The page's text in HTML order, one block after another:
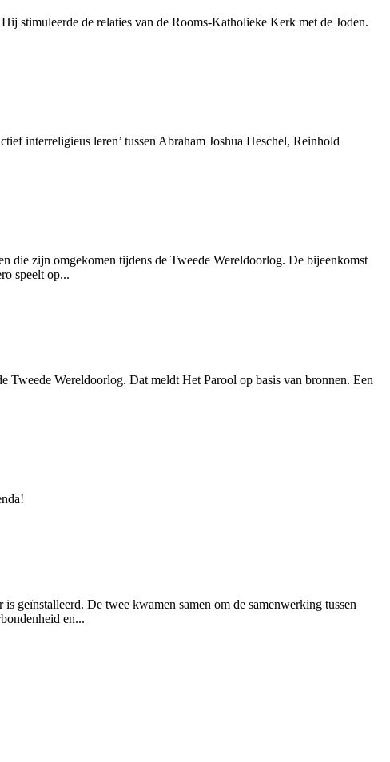
stimuleerde de relaties van de Rooms-Katholieke Kerk met de Joden.
interreligieus leren’ tussen Abraham Joshua Heschel, Reinhold
die zijn omgekomen tijdens de Tweede Wereldoorlog. De bijeenkomst
speelt op...
Tweede Wereldoorlog. Dat meldt Het Parool op basis van bronnen. Een
geïnstalleerd. De twee kwamen samen om de samenwerking tussen
en...